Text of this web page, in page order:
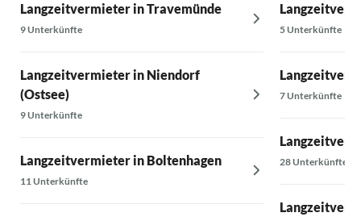
Langzeitvermieter in Travemünde
9 Unterkünfte
Langzeitvermieter in Niendorf
(Ostsee)
9 Unterkünfte
Langzeitvermieter in Boltenhagen
11 Unterkünfte
5 Unterkünfte
7 Unterkünfte
28 Unterkünfte